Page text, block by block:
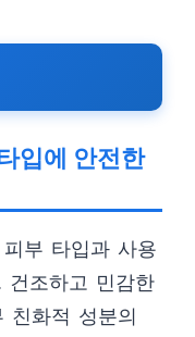
입에 안전한
부 타입과 사용
건조하고 민감한
친화적 성분의